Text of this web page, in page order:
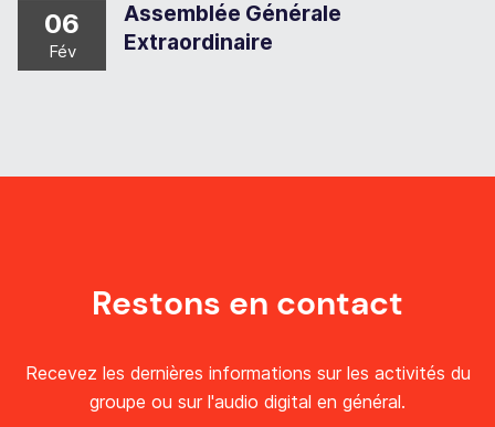
06
Fév
Assemblée Générale
Extraordinaire
Restons en contact
Recevez les dernières informations sur les activités du
groupe ou sur l'audio digital en général.